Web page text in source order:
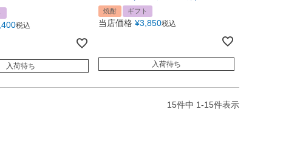
税込
入荷待ち
焼酎 ギフト
当店価格 ¥3,850税込
入荷待ち
15件中 1-15件表示